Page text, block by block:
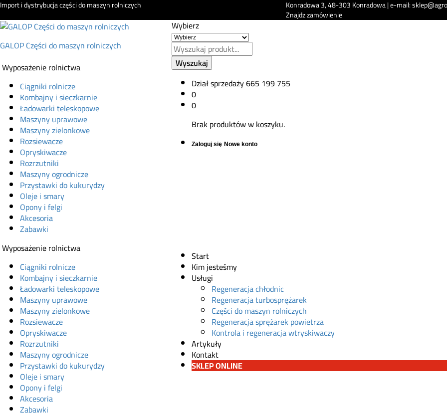
Import i dystrybucja części do maszyn rolniczych Konradowa 3, 48-303 Konradowa | e-mail:
Znajdz zamówienie
GALOP Części do maszyn rolniczych
Wyposażenie rolnictwa
Ciągniki rolnicze
Kombajny i sieczkarnie
Ładowarki teleskopowe
Maszyny uprawowe
Maszyny zielonkowe
Rozsiewacze
Opryskiwacze
Rozrzutniki
Maszyny ogrodnicze
Przystawki do kukurydzy
Oleje i smary
Opony i felgi
Akcesoria
Zabawki
Wybierz
Wyszukaj
Dział sprzedaży665 199 755
0
0
Brak produktów w koszyku.
Zaloguj się Nowe konto
Wyposażenie rolnictwa
Ciągniki rolnicze
Kombajny i sieczkarnie
Ładowarki teleskopowe
Maszyny uprawowe
Maszyny zielonkowe
Rozsiewacze
Opryskiwacze
Rozrzutniki
Maszyny ogrodnicze
Przystawki do kukurydzy
Oleje i smary
Opony i felgi
Akcesoria
Zabawki
Start
Kim jesteśmy
Usługi
Regeneracja chłodnic
Regeneracja turbosprężarek
Części do maszyn rolniczych
Regeneracja sprężarek powietrza
Kontrola i regeneracja wtryskiwaczy
Artykuły
Kontakt
SKLEP ONLINE